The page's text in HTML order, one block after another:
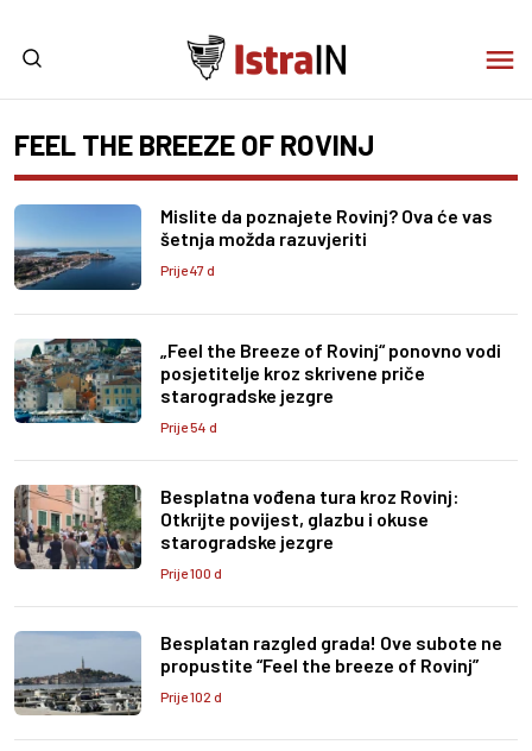
FEEL THE BREEZE OF ROVINJ
Mislite da poznajete Rovinj? Ova će vas
šetnja možda razuvjeriti
Prije 47 d
„Feel the Breeze of Rovinj“ ponovno vodi
posjetitelje kroz skrivene priče
starogradske jezgre
Prije 54 d
Besplatna vođena tura kroz Rovinj:
Otkrijte povijest, glazbu i okuse
starogradske jezgre
Prije 100 d
Besplatan razgled grada! Ove subote ne
propustite “Feel the breeze of Rovinj”
Prije 102 d